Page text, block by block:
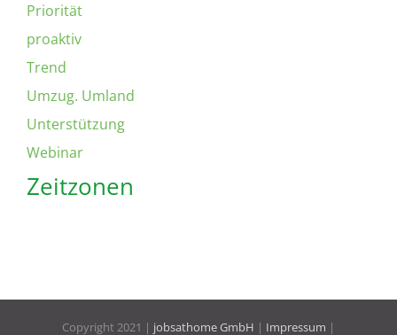
Priorität
proaktiv
Trend
Umzug. Umland
Unterstützung
Webinar
Zeitzonen
Copyright 2021 | jobsathome GmbH | Impressum |